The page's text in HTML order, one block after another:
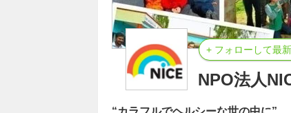
+ フォローして最
NPO法人